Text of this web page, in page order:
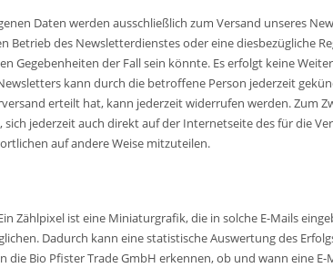
Daten werden ausschließlich zum Versand unseres
des Newsletterdienstes oder eine diesbezügliche
der Fall sein könnte. Es erfolgt keine
kann durch die betroffene Person jederzeit
erteilt hat, kann jederzeit widerrufen werden. Zum
jederzeit auch direkt auf der Internetseite des für die
auf andere Weise mitzuteilen.
Zählpixel ist eine Miniaturgrafik, die in solche E-Mails
Dadurch kann eine statistische Auswertung des
Bio Pfister Trade GmbH erkennen, ob und wann eine